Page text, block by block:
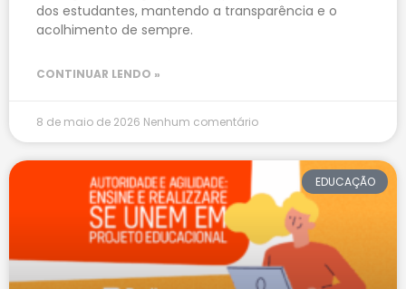
dos estudantes, mantendo a transparência e o
acolhimento de sempre.
CONTINUAR LENDO »
8 de maio de 2026 Nenhum comentário
EDUCAÇÃO